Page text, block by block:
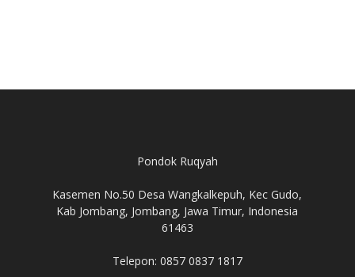
Pondok Ruqyah
Kasemen No.50 Desa Wangkalkepuh, Kec Gudo,
Kab Jombang, Jombang, Jawa Timur, Indonesia
61463
Telepon: 0857 0837 1817